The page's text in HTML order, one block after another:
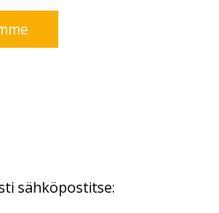
sähköpostitse: